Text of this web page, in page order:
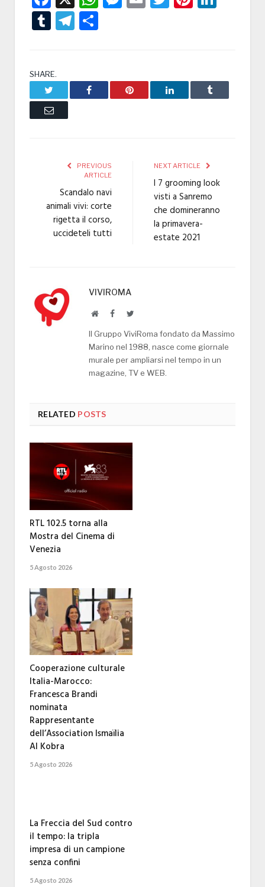
TumblrTelegram
SHARE.
Facebook Pinterest LinkedIn Tumblr
Email
PREVIOUS
ARTICLE
Scandalo navi
animali vivi: corte
rigetta il corso,
uccideteli tutti
NEXT ARTICLE
I 7 grooming look
visti a Sanremo
che domineranno
la primavera-
estate 2021
VIVIROMA
WebsiteFacebookTwitter
Il Gruppo ViviRoma fondato da Massimo
Marino nel 1988, nasce come giornale
murale per ampliarsi nel tempo in un
magazine, TV e WEB.
RELATED POSTS
RTL 102.5 torna alla
Mostra del Cinema di
Venezia
5 Agosto 2026
Cooperazione culturale
Italia-Marocco:
Francesca Brandi
nominata
Rappresentante
dell’Association Ismaïlia
Al Kobra
5 Agosto 2026
La Freccia del Sud contro
il tempo: la tripla
impresa di un campione
senza confini
5 Agosto 2026